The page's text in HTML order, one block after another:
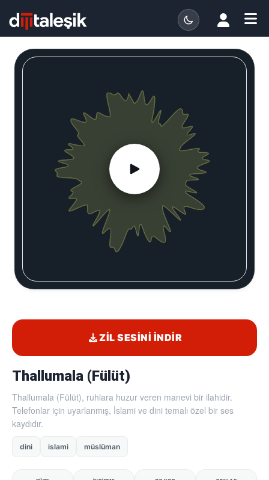
Thallumala (Fülüt)
Thallumala (Fülüt), ruhlara huzur veren manevi bir ilahidir.
Telefonlar için uyarlanmış, İslami ve dini temalı özel bir ses
kaydıdır.
dini islami müslüman
ZIL SESINI İNDIR